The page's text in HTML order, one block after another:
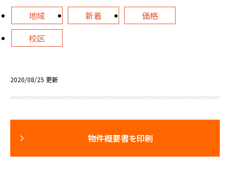
地域
新着
価格
校区
2020/08/25 更新
物件概要書を印刷